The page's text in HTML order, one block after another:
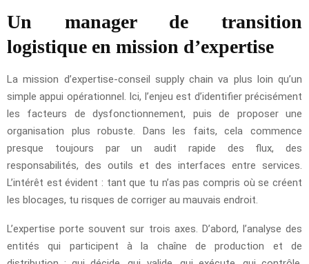
Un manager de transition
logistique en mission d’expertise
La mission d’expertise-conseil supply chain va plus loin qu’un
simple appui opérationnel. Ici, l’enjeu est d’identifier précisément
les facteurs de dysfonctionnement, puis de proposer une
organisation plus robuste. Dans les faits, cela commence
presque toujours par un audit rapide des flux, des
responsabilités, des outils et des interfaces entre services.
L’intérêt est évident : tant que tu n’as pas compris où se créent
les blocages, tu risques de corriger au mauvais endroit.
L’expertise porte souvent sur trois axes. D’abord, l’analyse des
entités qui participent à la chaîne de production et de